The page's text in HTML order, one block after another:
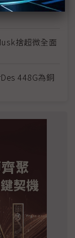
ASIC產品
捨超微全面
448G為銅